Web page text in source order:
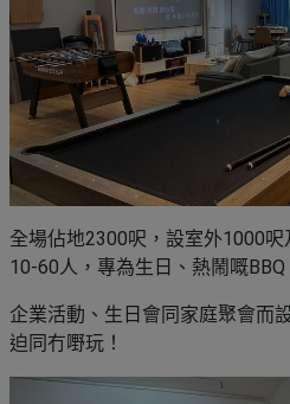
全場佔地2300呎，設室外1000
10-60人，專為生日、熱鬧嘅BBQ
企業活動、生日會同家庭聚會而
迫同冇嘢玩！